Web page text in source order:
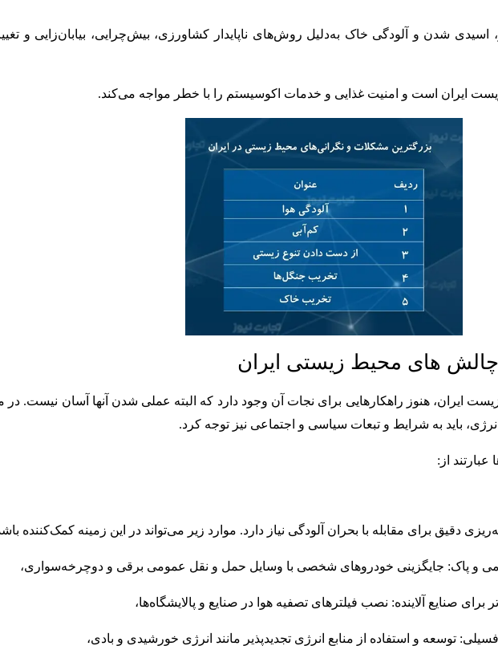
شدن و آلودگی خاک به‌دلیل روش‌های ناپایدار کشاورزی، بیش‌چرایی، بیابان‌زایی و
ایران است و امنیت غذایی و خدمات اکوسیستم را با خطر مواجه می‌کند.
چالش های محیط زیستی ایران
ایران، هنوز راهکارهایی برای نجات آن وجود دارد که البته عملی شدن آنها آسان نیست. در
باید به شرایط و تبعات سیاسی و اجتماعی نیز توجه کرد.
از:
دقیق برای مقابله با بحران آلودگی نیاز دارد. موارد زیر می‌تواند در این زمینه کمک‌کننده
و پاک: جایگزینی خودروهای شخصی با وسایل حمل و نقل عمومی برقی و دوچرخه‌سواری،
برای صنایع آلاینده: نصب فیلترهای تصفیه هوا در صنایع و پالایشگاه‌ها،
توسعه و استفاده از منابع انرژی تجدیدپذیر مانند انرژی خورشیدی و بادی،